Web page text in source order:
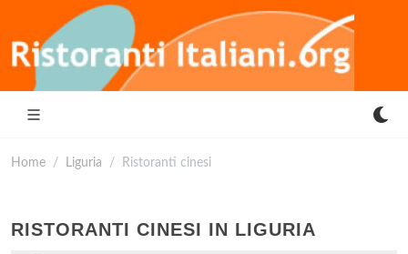
Home Liguria Ristoranti cinesi
RISTORANTI CINESI IN LIGURIA